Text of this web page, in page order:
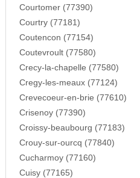
Courtomer (77390)
Courtry (77181)
Coutencon (77154)
Coutevroult (77580)
Crecy-la-chapelle (77580)
Cregy-les-meaux (77124)
Crevecoeur-en-brie (77610)
Crisenoy (77390)
Croissy-beaubourg (77183)
Crouy-sur-ourcq (77840)
Cucharmoy (77160)
Cuisy (77165)